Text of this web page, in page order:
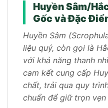
Huyền Sâm/
Gốc và Đặc
Huyền Sâm
liệu quý, còn gọi là
với khả năng thanh
cam kết cung cấp
chất, trải qua quy
chuẩn để giữ trọn